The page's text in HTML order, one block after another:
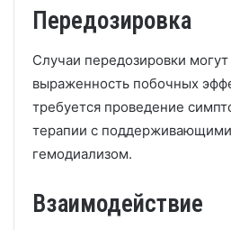
Передозировка
Случаи передозировки могут
выраженность побочных
требуется проведение
терапии с
гемодиализом.
Взаимодействие